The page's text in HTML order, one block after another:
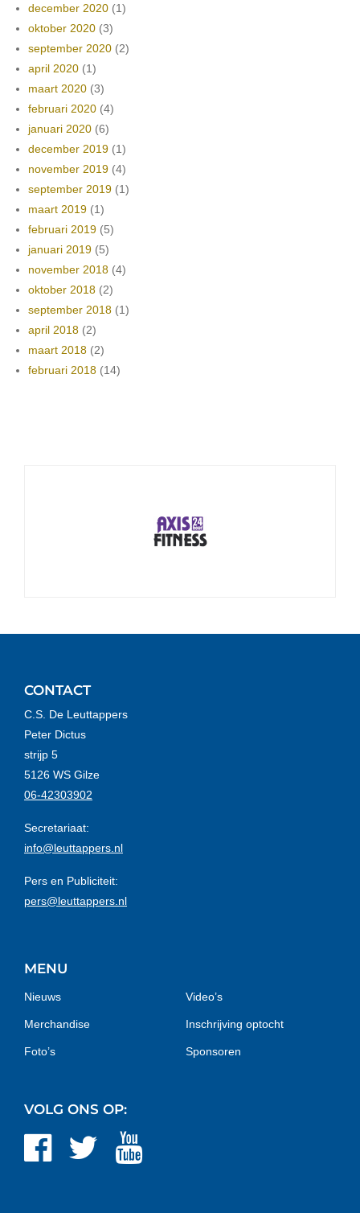
december 2020 (1)
oktober 2020 (3)
september 2020 (2)
april 2020 (1)
maart 2020 (3)
februari 2020 (4)
januari 2020 (6)
december 2019 (1)
november 2019 (4)
september 2019 (1)
maart 2019 (1)
februari 2019 (5)
januari 2019 (5)
november 2018 (4)
oktober 2018 (2)
september 2018 (1)
april 2018 (2)
maart 2018 (2)
februari 2018 (14)
CONTACT
C.S. De Leuttappers
Peter Dictus
strijp 5
5126 WS Gilze
06-42303902
Secretariaat:
info@leuttappers.nl
Pers en Publiciteit:
pers@leuttappers.nl
MENU
Nieuws
Merchandise
Foto’s
Video’s
Inschrijving optocht
Sponsoren
VOLG ONS OP: